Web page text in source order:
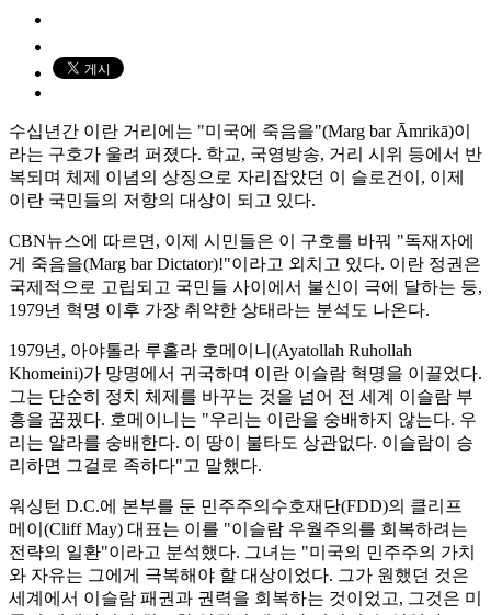
수십년간 이란 거리에는 "미국에 죽음을"(Marg bar Āmrikā)이
라는 구호가 울려 퍼졌다. 학교, 국영방송, 거리 시위 등에서 반
복되며 체제 이념의 상징으로 자리잡았던 이 슬로건이, 이제
이란 국민들의 저항의 대상이 되고 있다.
CBN뉴스에 따르면, 이제 시민들은 이 구호를 바꿔 "독재자에
게 죽음을(Marg bar Dictator)!"이라고 외치고 있다. 이란 정권은
국제적으로 고립되고 국민들 사이에서 불신이 극에 달하는 등,
1979년 혁명 이후 가장 취약한 상태라는 분석도 나온다.
1979년, 아야톨라 루홀라 호메이니(Ayatollah Ruhollah
Khomeini)가 망명에서 귀국하며 이란 이슬람 혁명을 이끌었다.
그는 단순히 정치 체제를 바꾸는 것을 넘어 전 세계 이슬람 부
흥을 꿈꿨다. 호메이니는 "우리는 이란을 숭배하지 않는다. 우
리는 알라를 숭배한다. 이 땅이 불타도 상관없다. 이슬람이 승
리하면 그걸로 족하다"고 말했다.
워싱턴 D.C.에 본부를 둔 민주주의수호재단(FDD)의 클리프
메이(Cliff May) 대표는 이를 "이슬람 우월주의를 회복하려는
전략의 일환"이라고 분석했다. 그녀는 "미국의 민주주의 가치
와 자유는 그에게 극복해야 할 대상이었다. 그가 원했던 것은
세계에서 이슬람 패권과 권력을 회복하는 것이었고, 그것은 미